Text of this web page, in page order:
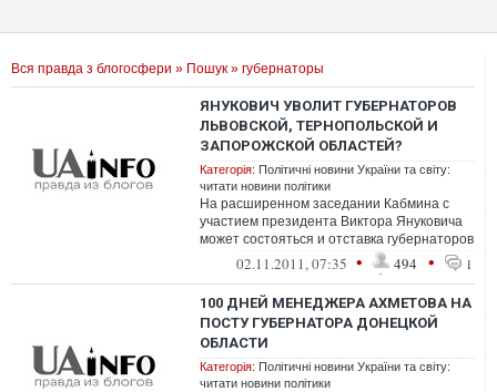
Вся правда з блогосфери » Пошук » губернаторы
ЯНУКОВИЧ УВОЛИТ ГУБЕРНАТОРОВ
ЛЬВОВСКОЙ, ТЕРНОПОЛЬСКОЙ И
ЗАПОРОЖСКОЙ ОБЛАСТЕЙ?
Категорія: Політичні новини України та світу:
читати новини політики
На расширенном заседании Кабмина с
участием президента Виктора Януковича
может состояться и отставка губернаторов
Львовской, Тернопольской, Одесской и...
02.11.2011, 07:35 • 494 • 1
100 ДНЕЙ МЕНЕДЖЕРА АХМЕТОВА НА
ПОСТУ ГУБЕРНАТОРА ДОНЕЦКОЙ
ОБЛАСТИ
Категорія: Політичні новини України та світу:
читати новини політики